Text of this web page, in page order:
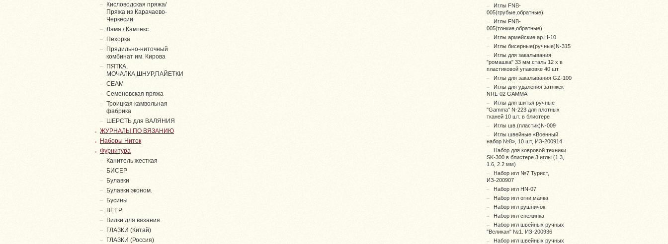
Кисловодская пряжа/
Пряжа из Карачаево-
Черкесии
Лама / Камтекс
Пехорка
Прядильно-ниточный
комбинат им. Кирова
ПЯТКА,
МОЧАЛКА,ШНУР,ПАЙЕТКИ
СЕАМ
Семеновская пряжа
Троицкая камвольная
фабрика
ШЕРСТЬ для ВАЛЯНИЯ
ЖУРНАЛЫ ПО ВЯЗАНИЮ
Наборы Ниток
Фурнитура
Канитель жесткая
БИСЕР
Булавки
Булавки эконом.
Бусины
ВЕЕР
Вилки для вязания
ГЛАЗКИ (Китай)
ГЛАЗКИ (Россия)
Иглы FNB-
005(грубые,обратные)
Иглы FNB-
005(тонкие,обратные)
Иглы армейские ар.H-10
Иглы бисерные(ручные)N-315
Иглы для закалывания
"ромашка" 33 мм сталь 12 x в
пластиковой упаковке 40 шт
Иглы для закалывания GZ-100
Иглы для удаления затяжек
NRL-02 GAMMA
Иглы для шитья ручные
"Gamma" N-223 для плотных
тканей 10 шт. в блистере
Иглы шв.(пластик)N-009
Иглы швейные «Военный
набор №8», 10 шт, ИЗ-200914
Набор для ковровой техники
SK-300 в блистере 3 иглы (1.3,
1.6, 2.2 мм)
Набор игл №7 Турист,
ИЗ-200907
Набор игл HN-07
Набор игл огни маяка
Набор игл рушничок
Набор игл снежинка
Набор игл швейных ручных
"Великан" №1. ИЗ-200936
Набор игл швейных ручных